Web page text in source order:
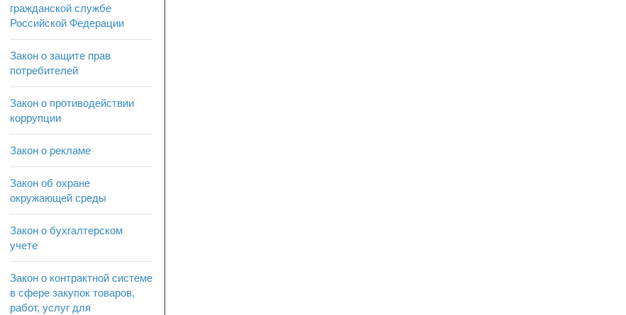
гражданской службе
Российской Федерации
Закон о защите прав
потребителей
Закон о противодействии
коррупции
Закон о рекламе
Закон об охране
окружающей среды
Закон о бухгалтерском
учете
Закон о контрактной системе
в сфере закупок товаров,
работ, услуг для